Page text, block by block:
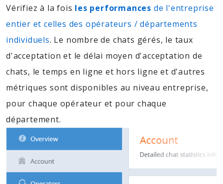
Vérifiez à la fois les performances de l'entreprise
entier et celles des opérateurs / départements
individuels. Le nombre de chats gérés, le taux
d'acceptation et le délai moyen d'acceptation de
chats, le temps en ligne et hors ligne et d'autres
métriques sont disponibles au niveau entreprise,
pour chaque opérateur et pour chaque
département.